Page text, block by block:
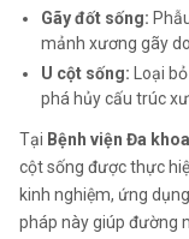
Gãy đốt sống:
mảnh xương gãy
U cột sống: Loại
phá hủy cấu trúc
Tại Bệnh viện Đa
cột sống được thực
kinh nghiệm, ứng
pháp này giúp đường